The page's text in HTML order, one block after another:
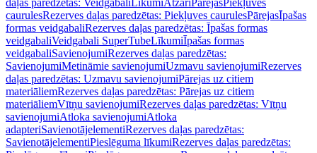
daļas paredzētas: Veidgabali LīkumiAtzari PārejasPiekļuves
caurulesRezerves daļas paredzētas: Piekļuves caurulesPārejasĪpašas
formas veidgabaliRezerves daļas paredzētas: Īpašas formas
veidgabaliVeidgabali SuperTubeLīkumiĪpašas formas
veidgabaliSavienojumiRezerves daļas paredzētas:
SavienojumiMetināmie savienojumiUzmavu savienojumiRezerves
daļas paredzētas: Uzmavu savienojumiPārejas uz citiem
materiāliemRezerves daļas paredzētas: Pārejas uz citiem
materiāliemVītņu savienojumiRezerves daļas paredzētas: Vītņu
savienojumiAtloka savienojumiAtloka
adapteriSavienotājelementiRezerves daļas paredzētas:
SavienotājelementiPieslēguma līkumiRezerves daļas paredzētas: